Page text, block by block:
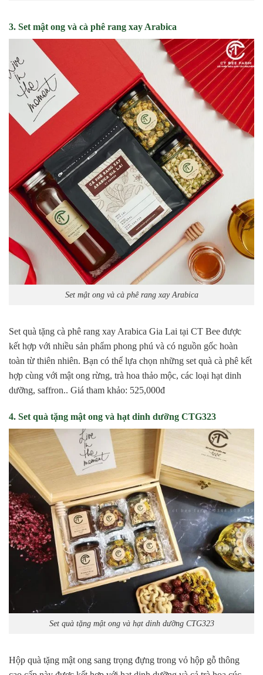
3. Set mật ong và cà phê rang xay Arabica
Set mật ong và cà phê rang xay Arabica
Set quà tặng cà phê rang xay Arabica Gia Lai tại CT Bee được
kết hợp với nhiều sản phẩm phong phú và có nguồn gốc hoàn
toàn từ thiên nhiên. Bạn có thể lựa chọn những set quà cà phê kết
hợp cùng với mật ong rừng, trà hoa thảo mộc, các loại hạt dinh
dưỡng, saffron.. Giá tham khảo: 525,000đ
4. Set quà tặng mật ong và hạt dinh dưỡng CTG323
Set quà tặng mật ong và hạt dinh dưỡng CTG323
Hộp quà tặng mật ong sang trọng đựng trong vỏ hộp gỗ thông